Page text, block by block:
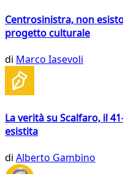
Centrosinistra, non
progetto culturale
di Marco Iasevoli
La verità su Scalfaro, il
esistita
di Alberto Gambino